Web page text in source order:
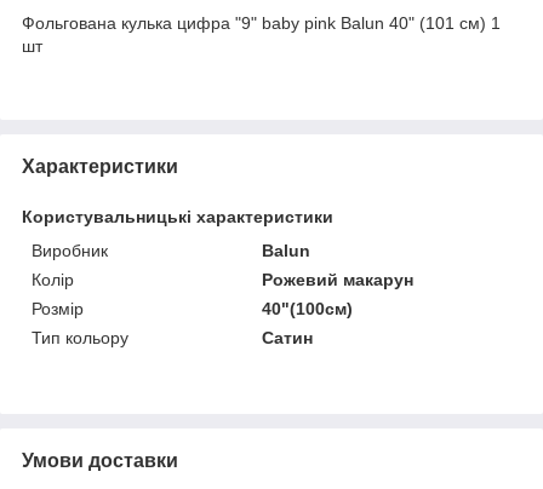
Фольгована кулька цифра "9" baby pink Balun 40" (101 см) 1
шт
Характеристики
Користувальницькі характеристики
Виробник
Balun
Колір
Рожевий макарун
Розмір
40"(100см)
Тип кольору
Сатин
Умови доставки